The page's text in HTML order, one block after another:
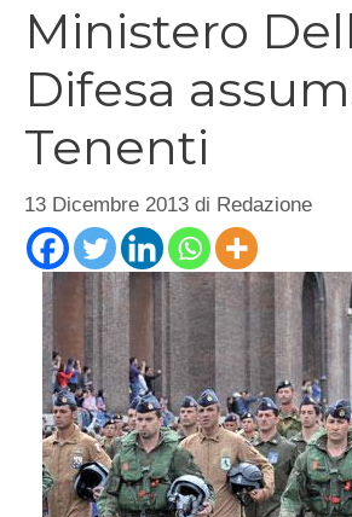
Ministero
Difesa
Tenenti
13 Dicembre 2013 di Redazione